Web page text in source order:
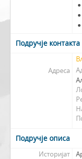
Подручје контакта
Адреса
Подручје описа
Историјат